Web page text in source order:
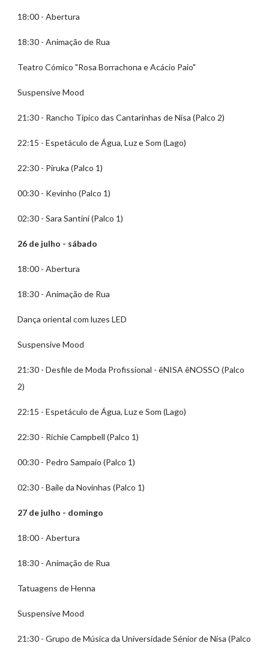
18:00 - Abertura
18:30 - Animação de Rua
Teatro Cómico "Rosa Borrachona e Acácio Paio"
Suspensive Mood
21:30 - Rancho Típico das Cantarinhas de Nisa (Palco 2)
22:15 - Espetáculo de Água, Luz e Som (Lago)
22:30 - Piruka (Palco 1)
00:30 - Kevinho (Palco 1)
02:30 - Sara Santini (Palco 1)
26 de julho - sábado
18:00 - Abertura
18:30 - Animação de Rua
Dança oriental com luzes LED
Suspensive Mood
21:30 - Desfile de Moda Profissional - êNISA êNOSSO (Palco
2)
22:15 - Espetáculo de Água, Luz e Som (Lago)
22:30 - Richie Campbell (Palco 1)
00:30 - Pedro Sampaio (Palco 1)
02:30 - Baile da Novinhas (Palco 1)
27 de julho - domingo
18:00 - Abertura
18:30 - Animação de Rua
Tatuagens de Henna
Suspensive Mood
21:30 - Grupo de Música da Universidade Sénior de Nisa (Palco